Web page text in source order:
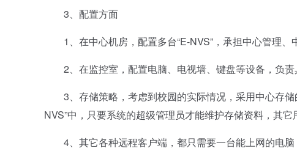
3、配置方面
1、在中心机房，配置多台“E-NVS”，承担中心管理、
2、在监控室，配置电脑、电视墙、键盘等设备，负责
3、存储策略，考虑到校园的实际情况，采用中心存储
NVS”中，只要系统的超级管理员才能维护存储资料，其它
4、其它各种远程客户端，都只需要一台能上网的电脑